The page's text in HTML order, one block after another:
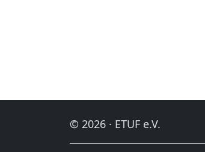
© 2026 · ETUF e.V.